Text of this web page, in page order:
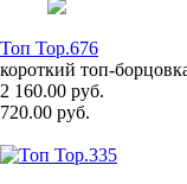
Топ Top.676
короткий топ-
2 160.00 руб.
720.00 руб.